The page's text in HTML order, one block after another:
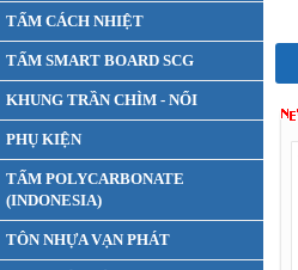
TẤM CÁCH NHIỆT
TẤM SMART BOARD SCG
KHUNG TRẦN CHÌM - NỔI
PHỤ KIỆN
TẤM POLYCARBONATE
(INDONESIA)
TÔN NHỰA VẠN PHÁT